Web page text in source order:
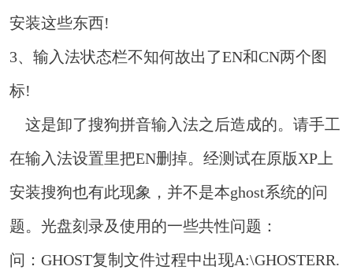
安装这些东西!
3、输入法状态栏不知何故出了EN和CN两个图
标!
这是卸了搜狗拼音输入法之后造成的。请手工
在输入法设置里把EN删掉。经测试在原版XP上
安装搜狗也有此现象，并不是本ghost系统的问
题。光盘刻录及使用的一些共性问题：
问：GHOST复制文件过程中出现A:\GHOSTERR.